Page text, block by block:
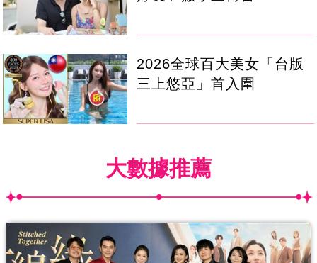
2026全球百大美女「台版
三上悠亞」首入圍
大數據推薦